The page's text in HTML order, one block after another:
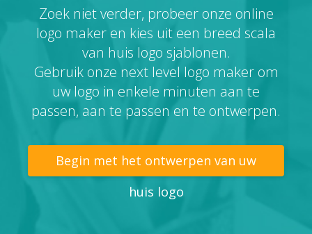
Over
INLOGGEN
Zoek niet verder, probeer onze online
logo maker en kies uit een breed scala
van huis logo sjablonen.
Gebruik onze next level logo maker om
uw logo in enkele minuten aan te
passen, aan te passen en te ontwerpen.
Begin met het ontwerpen van uw
huis logo